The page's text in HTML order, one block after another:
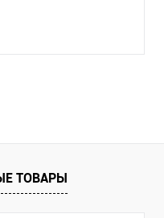
ТОВАРЫ